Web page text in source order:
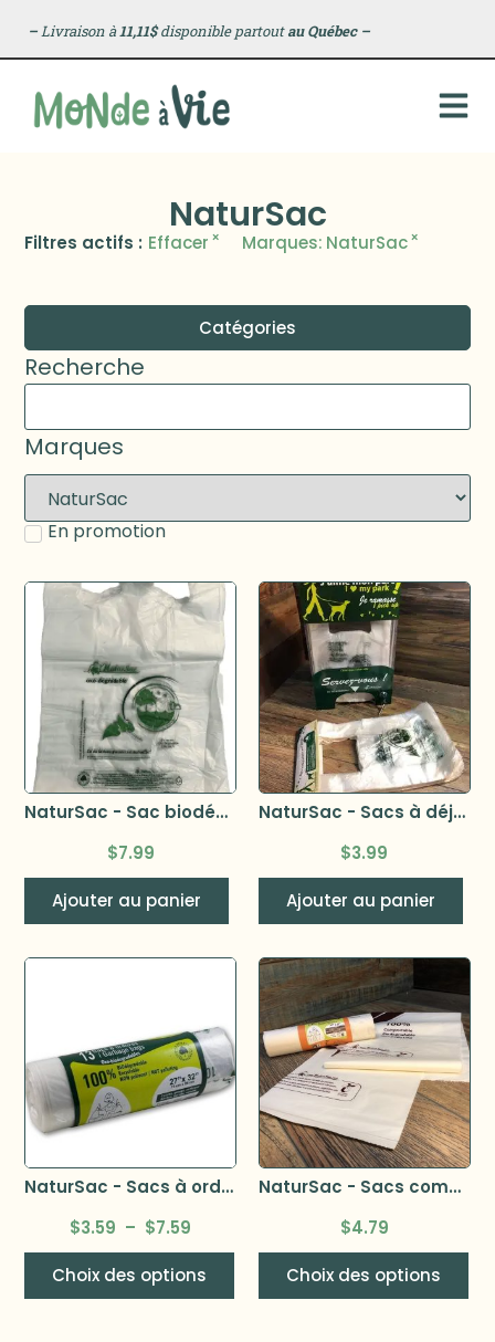
–Livraison à11,11$disponible partoutau Québec –
NaturSac
Filtres actifs : Effacer × Marques: NaturSac×
Catégories
Recherche
Marques
En promotion
NaturSac - Sac biodégradable bretelles 12x6x20 paquet de 100
$7.99
Ajouter au panier
NaturSac - Sacs à déjection animaux – 81/2x5x15 – 100 sacs
$3.99
Ajouter au panier
NaturSac - Sacs à ordures
$3.59 – $7.59
Choix des options
NaturSac - Sacs compostables –
$4.79
Choix des options